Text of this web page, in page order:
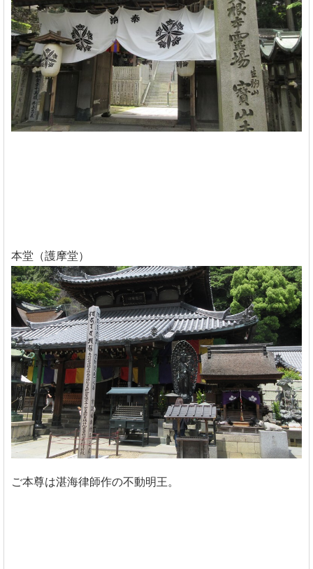
本堂（護摩堂）
ご本尊は湛海律師作の不動明王。